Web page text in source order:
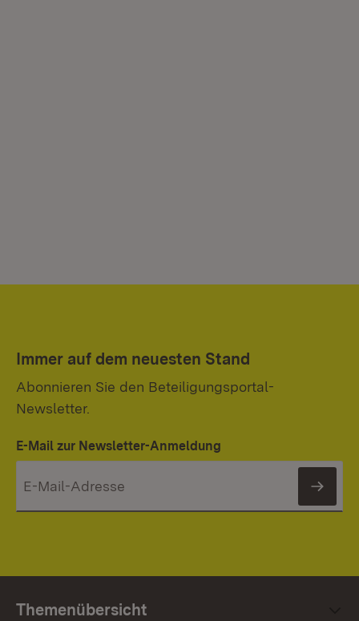
Immer auf dem neuesten Stand
Abonnieren Sie den Beteiligungsportal-
Newsletter.
E-Mail zur Newsletter-Anmeldung
Themenübersicht